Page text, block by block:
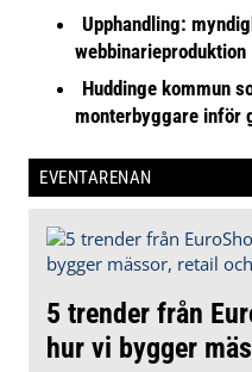
Upphandling:
webbinarieproduktion
Huddinge kommun
monterbyggare inför
EVENTARENAN
5 trender från
hur vi bygger